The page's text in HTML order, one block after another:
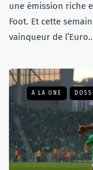
une émission riche
Foot. Et cette
vainqueur de
A LA UNE